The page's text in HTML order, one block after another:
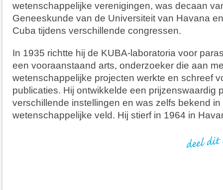
wetenschappelijke verenigingen, was decaan
Geneeskunde van de Universiteit van Havana
Cuba tijdens verschillende congressen.
In 1935 richtte hij de KUBA-laboratoria voor
een vooraanstaand arts, onderzoeker die aan
wetenschappelijke projecten werkte en schreef
publicaties. Hij ontwikkelde een prijzenswaardig
verschillende instellingen en was zelfs bekend
wetenschappelijke veld. Hij stierf in 1964 in